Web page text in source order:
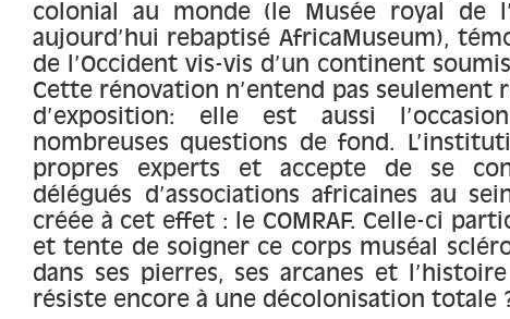
colonial au monde (le Musée royal de
aujourd’hui rebaptisé AfricaMuseum),
de l’Occident vis-vis d’un continent
Cette rénovation n’entend pas seulement
d’exposition: elle est aussi
nombreuses questions de fond.
propres experts et accepte de se
délégués d’associations africaines au
créée à cet effet : le COMRAF. Celle-ci
et tente de soigner ce corps muséal
dans ses pierres, ses arcanes et
résiste encore à une décolonisation totale